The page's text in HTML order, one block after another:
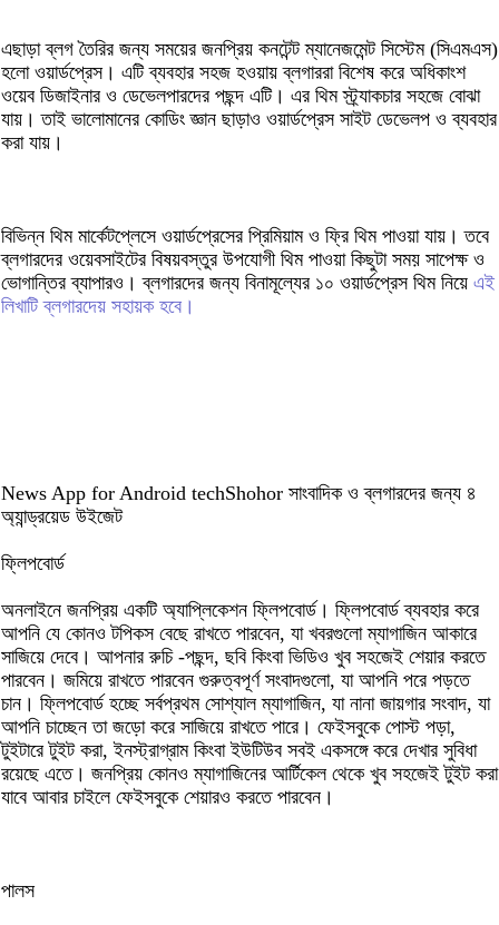
এছাড়া ব্লগ তৈরির জন্য সময়ের জনপ্রিয় কনটেন্ট ম্যানেজমেন্ট সিস্টেম (সিএমএস)
হলো ওয়ার্ডপ্রেস। এটি ব্যবহার সহজ হওয়ায় ব্লগাররা বিশেষ করে অধিকাংশ
ওয়েব ডিজাইনার ও ডেভেলপারদের পছন্দ এটি। এর থিম স্ট্র্যাকচার সহজে বোঝা
যায়। তাই ভালোমানের কোডিং জ্ঞান ছাড়াও ওয়ার্ডপ্রেস সাইট ডেভেলপ ও ব্যবহার
করা যায়।
বিভিন্ন থিম মার্কেটপ্লেসে ওয়ার্ডপ্রেসের প্রিমিয়াম ও ফ্রি থিম পাওয়া যায়। তবে
ব্লগারদের ওয়েবসাইটের বিষয়বস্তুর উপযোগী থিম পাওয়া কিছুটা সময় সাপেক্ষ ও
ভোগান্তির ব্যাপারও। ব্লগারদের জন্য বিনামূল্যের ১০ ওয়ার্ডপ্রেস থিম নিয়ে এই
লিখাটি ব্লগারদেয় সহায়ক হবে।
News App for Android techShohor সাংবাদিক ও ব্লগারদের জন্য ৪
অ্যান্ড্রয়েড উইজেট
ফ্লিপবোর্ড
অনলাইনে জনপ্রিয় একটি অ্যাপ্লিকেশন ফ্লিপবোর্ড। ফ্লিপবোর্ড ব্যবহার করে
আপনি যে কোনও টপিকস বেছে রাখতে পারবেন, যা খবরগুলো ম্যাগাজিন আকারে
সাজিয়ে দেবে। আপনার রুচি -পছন্দ, ছবি কিংবা ভিডিও খুব সহজেই শেয়ার করতে
পারবেন। জমিয়ে রাখতে পারবেন গুরুত্বপূর্ণ সংবাদগুলো, যা আপনি পরে পড়তে
চান। ফ্লিপবোর্ড হচ্ছে সর্বপ্রথম সোশ্যাল ম্যাগাজিন, যা নানা জায়গার সংবাদ, যা
আপনি চাচ্ছেন তা জড়ো করে সাজিয়ে রাখতে পারে। ফেইসবুকে পোস্ট পড়া,
টুইটারে টুইট করা, ইনস্ট্রাগ্রাম কিংবা ইউটিউব সবই একসঙ্গে করে দেখার সুবিধা
রয়েছে এতে। জনপ্রিয় কোনও ম্যাগাজিনের আর্টিকেল থেকে খুব সহজেই টুইট করা
যাবে আবার চাইলে ফেইসবুকে শেয়ারও করতে পারবেন।
পালস